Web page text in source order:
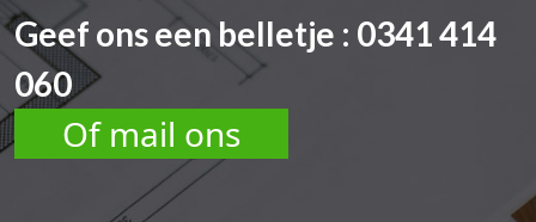
Geef ons een belletje : 0341 414
060
Of mail ons